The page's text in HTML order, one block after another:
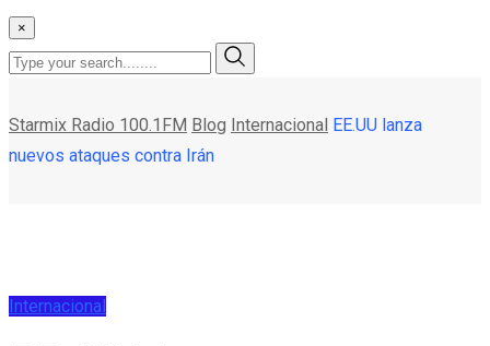
×
Starmix Radio 100.1FM Blog Internacional EE.UU lanza
nuevos ataques contra Irán
Internacional